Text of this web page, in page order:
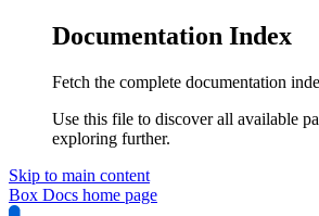
Documentation Index
Fetch the complete documentation
Use this file to discover all available
exploring further.
Skip to main content
Box Docs home page